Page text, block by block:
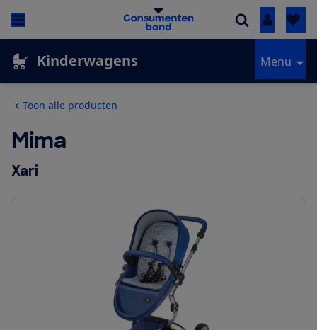
Inloggen
Kinderwagens Menu
Toon alle producten
Mima
Xari